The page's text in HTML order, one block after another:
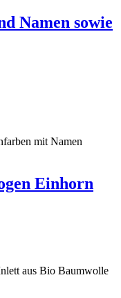
Namen sowie
Einhorn